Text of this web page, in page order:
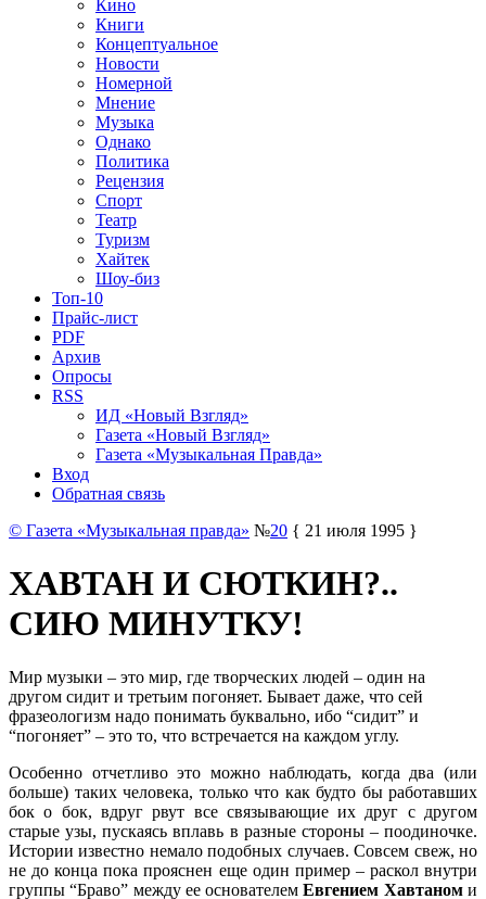
Кино
Книги
Концептуальное
Новости
Номерной
Мнение
Музыка
Однако
Политика
Рецензия
Спорт
Театр
Туризм
Хайтек
Шоу-биз
Топ-10
Прайс-лист
PDF
Архив
Опросы
RSS
ИД «Новый Взгляд»
Газета «Новый Взгляд»
Газета «Музыкальная Правда»
Вход
Обратная связь
© Газета «Музыкальная правда» №20 { 21 июля 1995 }
ХАВТАН И СЮТКИН?..
СИЮ МИНУТКУ!
Мир музыки – это мир, где творческих людей – один на
другом сидит и третьим погоняет. Бывает даже, что сей
фразеологизм надо понимать буквально, ибо “сидит” и
“погоняет” – это то, что встречается на каждом углу.
Особенно отчетливо это можно наблюдать, когда два (или
больше) таких человека, только что как будто бы работавших
бок о бок, вдруг рвут все связывающие их друг с другом
старые узы, пускаясь вплавь в разные стороны – поодиночке.
Истории известно немало подобных случаев. Совсем свеж, но
не до конца пока прояснен еще один пример – раскол внутри
группы “Браво” между ее основателемЕвгением Хавтаноми